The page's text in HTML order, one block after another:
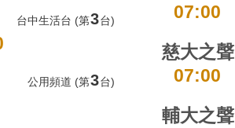
台中生活台 (第3台)
公用頻道 (第3台)
07:00
慈大之聲
07:00
輔大之聲